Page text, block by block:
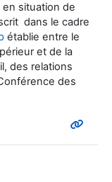
situation de
dans le cadre
établie entre le
et de la
des relations
des